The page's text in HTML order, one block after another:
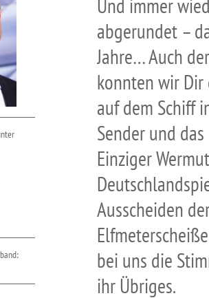
Und immer
abgerundet –
Jahre… Auch
konnten wir Dir
auf dem Schiff
Sender und
Einziger
Ausscheiden
bei uns die
ihr Übriges.